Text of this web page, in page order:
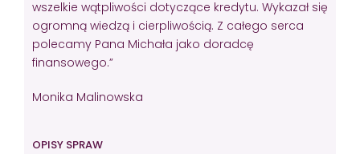
wszelkie wątpliwości dotyczące kredytu. Wykazał się
ogromną wiedzą i cierpliwością. Z całego serca
polecamy Pana Michała jako doradcę
finansowego.”
Monika Malinowska
OPISY SPRAW